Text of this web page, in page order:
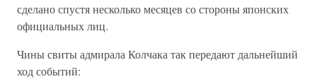
сделано спустя несколько месяцев со стороны японских
официальных лиц.
Чины свиты адмирала Колчака так передают дальнейший
ход событий: